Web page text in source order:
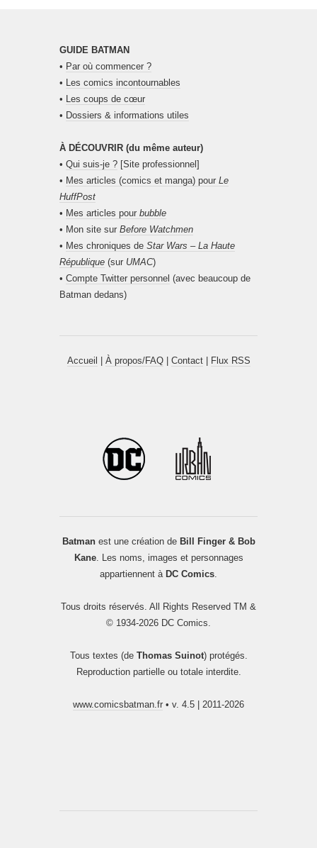
GUIDE BATMAN
• Par où commencer ?
• Les comics incontournables
• Les coups de cœur
• Dossiers & informations utiles
À DÉCOUVRIR (du même auteur)
• Qui suis-je ? [Site professionnel]
• Mes articles (comics et manga) pour Le
HuffPost
• Mes articles pour bubble
• Mon site sur Before Watchmen
• Mes chroniques de Star Wars – La Haute
République (sur UMAC)
• Compte Twitter personnel (avec beaucoup de
Batman dedans)
Accueil | À propos/FAQ| Contact| Flux RSS
Batmanest une création de Bill Finger & Bob
Kane. Les noms, images et personnages
appartiennent à DC Comics
Tous droits réservés. All Rights Reserved TM &
© 1934-2026 DC Comics.
Tous textes (de Thomas Suinot) protégés.
Reproduction partielle ou totale interdite.
www.comicsbatman.fr • v. 4.5 | 2011-2026